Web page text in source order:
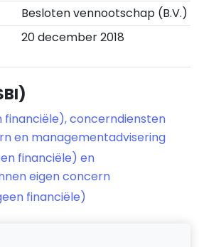
Besloten vennootschap (B.V.)
20 december 2018
financiële), concerndiensten
en managementadvisering
financiële) en
eigen concern
financiële)